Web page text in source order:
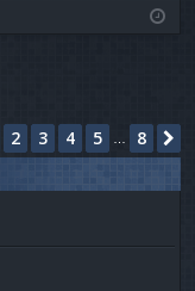
io
nr
re
1sur
2 3 4 5 … 8